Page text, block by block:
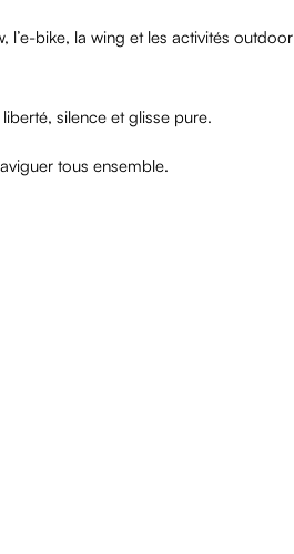
l’e-bike, la wing et les activités outdoor
silence et glisse pure.
tous ensemble.